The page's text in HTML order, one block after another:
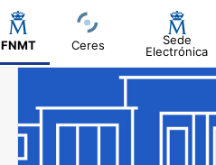
FNMT Ceres
Sede
Electrónica